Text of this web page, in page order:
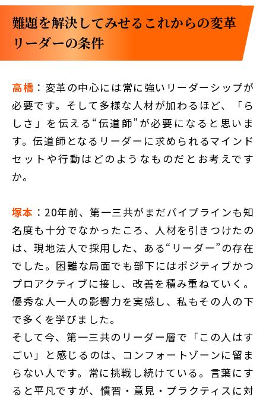
難題を解決してみせる――これからの変革
リーダーの条件
高橋 ：変革の中心には常に強いリーダーシップが
必要です。そして多様な人材が加わるほど、「ら
しさ」を伝える“伝道師”が必要になると思いま
す。伝道師となるリーダーに求められるマインド
セットや行動はどのようなものだとお考えです
か。
塚本 ：20年前、第一三共がまだパイプラインも知
名度も十分でなかったころ、人材を引きつけたの
は、現地法人で採用した、ある“リーダー”の存在
でした。困難な局面でも部下にはポジティブかつ
プロアクティブに接し、改善を積み重ねていく。
優秀な人一人の影響力を実感し、私もその人の下
で多くを学びました。
そして今、第一三共のリーダー層で「この人はす
ごい」と感じるのは、コンフォートゾーンに留ま
らない人です。常に挑戦し続けている。言葉にす
ると平凡ですが、慣習・意見・プラクティスに対